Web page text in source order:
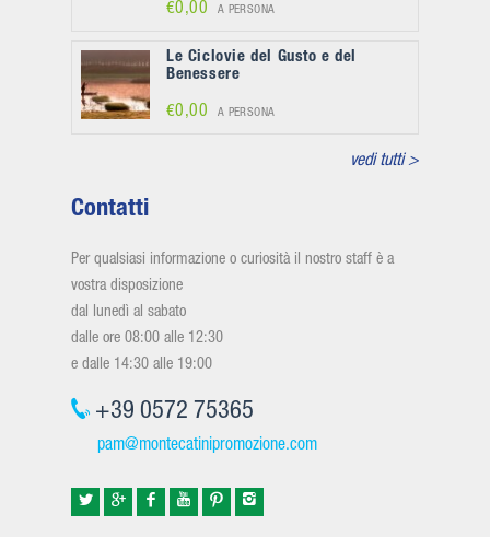
€0,00 A PERSONA
Le Ciclovie del Gusto e del
Benessere
€0,00 A PERSONA
vedi tutti >
Contatti
Per qualsiasi informazione o curiosità il nostro staff è a
vostra disposizione
dal lunedì al sabato
dalle ore 08:00 alle 12:30
e dalle 14:30 alle 19:00
+39 0572 75365
pam@montecatinipromozione.com